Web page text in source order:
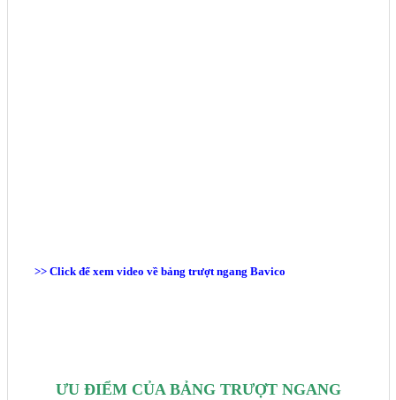
>> Click để xem video về bảng trượt ngang Bavico
ƯU ĐIỂM CỦA BẢNG TRƯỢT NGANG